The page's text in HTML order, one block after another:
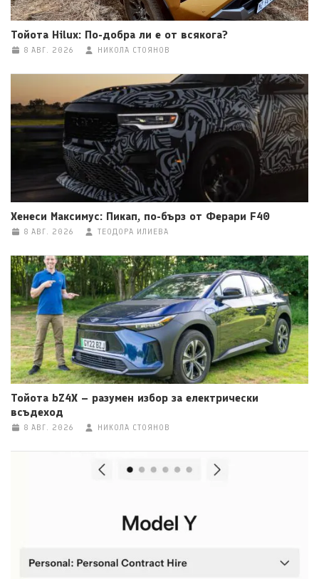
Тойота Hilux: По-добра ли е от всякога?
8 АВГ. 2026 НИКОЛА СТОЯНОВ
Хенеси Максимус: Пикап, по-бърз от Ферари F40
8 АВГ. 2026 ТЕОДОРА ИЛИЕВА
Тойота bZ4X – разумен избор за електрически
всъдеход
8 АВГ. 2026 НИКОЛА СТОЯНОВ